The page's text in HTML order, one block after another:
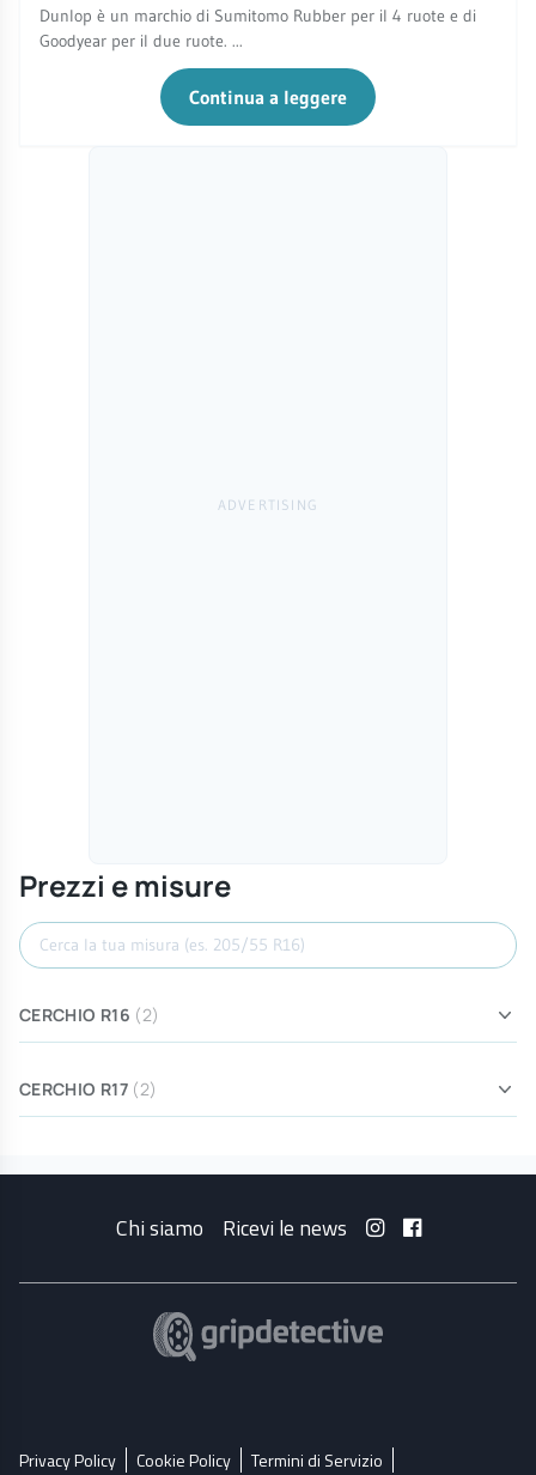
Dunlop è un marchio di Sumitomo Rubber per il 4 ruote e di
Goodyear per il due ruote. ...
Continua a leggere
Prezzi e misure
Cerca misura
CERCHIO R16 (2)
CERCHIO R17 (2)
Chi siamo Ricevi le news
Privacy Policy Cookie Policy Termini di Servizio